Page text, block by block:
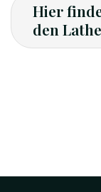
Hier
den